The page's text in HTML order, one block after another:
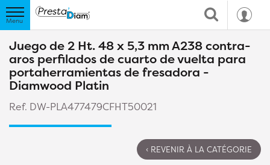
Juego de 2 Ht. 48 x 5,3 mm A238 contra-
aros perfilados de cuarto de vuelta para
portaherramientas de fresadora -
Diamwood Platin
Ref. DW-PLA477479CFHT50021
‹ REVENIR À LA CATÉGORIE